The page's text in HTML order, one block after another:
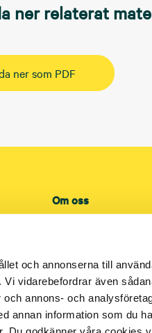
och annonserna till
vidarebefordrar även
annons- och
annan information som du
ner relaterat
ner som PDF
Om oss
Lediga tjänster
Referenser
Press
Leverantör